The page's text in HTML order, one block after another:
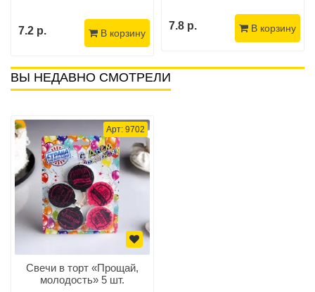
7.2 р. В корзину
7.8 р. В корзину
ВЫ НЕДАВНО СМОТРЕЛИ
Арт: 9702
Свечи в торт «Прощай,
молодость» 5 шт.